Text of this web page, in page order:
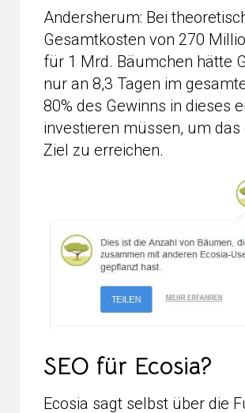
Andersherum: Bei
Gesamtkosten von 270
für 1 Mrd. Bäumchen hätte
nur an 8,3 Tagen im
80% des Gewinns in dieses
investieren müssen, um das
Ziel zu erreichen.
SEO für Ecosia?
Ecosia sagt selbst über die